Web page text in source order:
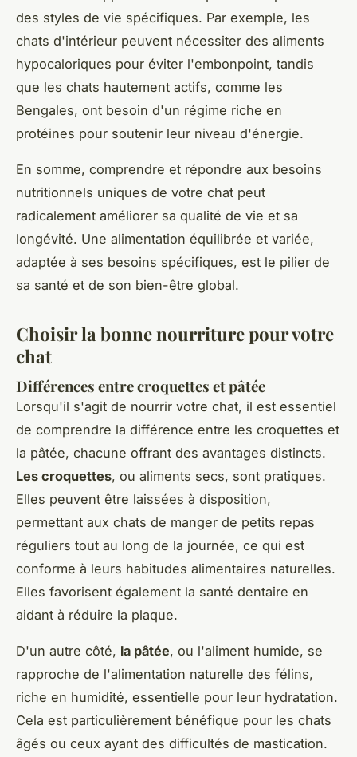
des styles de vie spécifiques. Par exemple, les
chats d'intérieur peuvent nécessiter des aliments
hypocaloriques pour éviter l'embonpoint, tandis
que les chats hautement actifs, comme les
Bengales, ont besoin d'un régime riche en
protéines pour soutenir leur niveau d'énergie.
En somme, comprendre et répondre aux besoins
nutritionnels uniques de votre chat peut
radicalement améliorer sa qualité de vie et sa
longévité. Une alimentation équilibrée et variée,
adaptée à ses besoins spécifiques, est le pilier de
sa santé et de son bien-être global.
Choisir la bonne nourriture pour votre
chat
Différences entre croquettes et pâtée
Lorsqu'il s'agit de nourrir votre chat, il est essentiel
de comprendre la différence entre les croquettes et
la pâtée, chacune offrant des avantages distincts.
Les croquettes, ou aliments secs, sont pratiques.
Elles peuvent être laissées à disposition,
permettant aux chats de manger de petits repas
réguliers tout au long de la journée, ce qui est
conforme à leurs habitudes alimentaires naturelles.
Elles favorisent également la santé dentaire en
aidant à réduire la plaque.
D'un autre côté, la pâtée, ou l'aliment humide, se
rapproche de l'alimentation naturelle des félins,
riche en humidité, essentielle pour leur hydratation.
Cela est particulièrement bénéfique pour les chats
âgés ou ceux ayant des difficultés de mastication.